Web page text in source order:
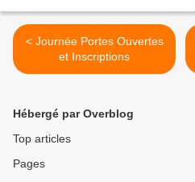
< Journée Portes Ouvertes
et Inscriptions
Hébergé par Overblog
Top articles
Pages